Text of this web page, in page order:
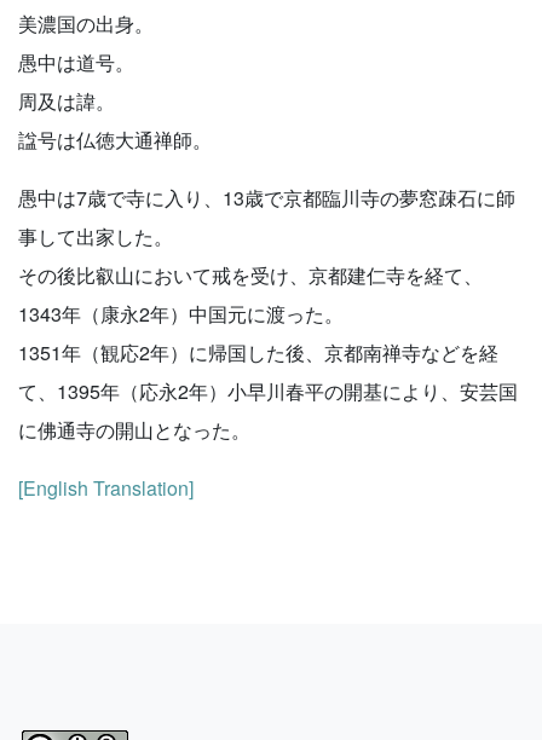
美濃国の出身。
愚中は道号。
周及は諱。
諡号は仏徳大通禅師。
愚中は7歳で寺に入り、13歳で京都臨川寺の夢窓疎石に師
事して出家した。
その後比叡山において戒を受け、京都建仁寺を経て、
1343年（康永2年）中国元に渡った。
1351年（観応2年）に帰国した後、京都南禅寺などを経
て、1395年（応永2年）小早川春平の開基により、安芸国
に佛通寺の開山となった。
[English Translation]